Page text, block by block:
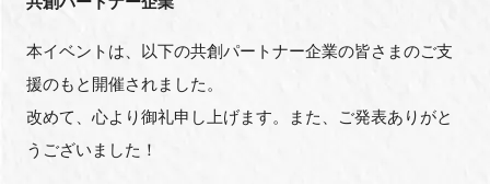
本イベントは、以下の共創パートナー企業の皆さまのご支
援のもと開催されました。
改めて、心より御礼申し上げます。また、ご発表ありがと
うございました！